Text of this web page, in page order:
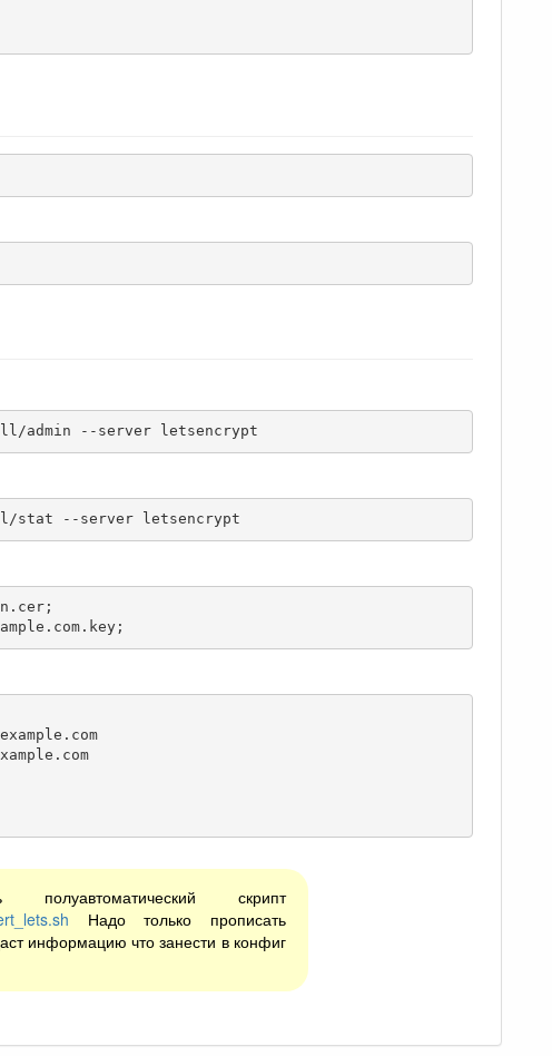
admin --server letsencrypt
stat --server letsencrypt
скрипт
Надо только прописать
информацию что занести в конфиг